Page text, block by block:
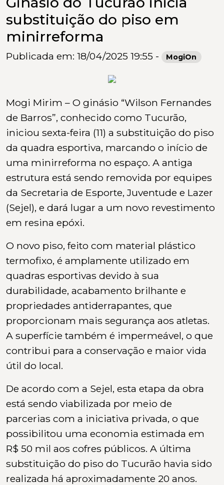
substituição do piso em
minirreforma
Publicada em: 18/04/2025 19:55 - MogiOn
Mogi Mirim – O ginásio “Wilson Fernandes
de Barros”, conhecido como Tucurão,
iniciou sexta-feira (11) a substituição do piso
da quadra esportiva, marcando o início de
uma minirreforma no espaço. A antiga
estrutura está sendo removida por equipes
da Secretaria de Esporte, Juventude e Lazer
(Sejel), e dará lugar a um novo revestimento
em resina epóxi.
O novo piso, feito com material plástico
termofixo, é amplamente utilizado em
quadras esportivas devido à sua
durabilidade, acabamento brilhante e
propriedades antiderrapantes, que
proporcionam mais segurança aos atletas.
A superfície também é impermeável, o que
contribui para a conservação e maior vida
útil do local.
De acordo com a Sejel, esta etapa da obra
está sendo viabilizada por meio de
parcerias com a iniciativa privada, o que
possibilitou uma economia estimada em
R$ 50 mil aos cofres públicos. A última
substituição do piso do Tucurão havia sido
realizada há aproximadamente 20 anos.